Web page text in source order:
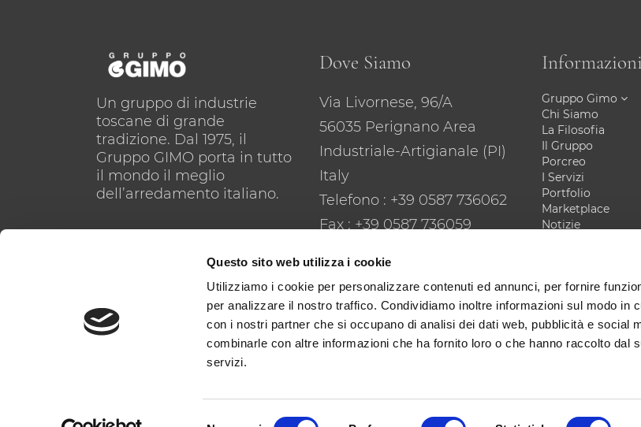
Questo sito web utilizza i cookie
Utilizziamo i cookie per personalizzare contenuti ed annunci, per fornire
per analizzare il nostro traffico. Condividiamo inoltre informazioni sul modo in
con i nostri partner che si occupano di analisi dei dati web, pubblicità e social
combinarle con altre informazioni che ha fornito loro o che hanno raccolto dal
servizi.
Un gruppo di industrie
toscane di grande
tradizione. Dal 1975, il
Gruppo GIMO porta in tutto
il mondo il meglio
dell’arredamento italiano.
Dove Siamo
Via Livornese, 96/A
56035 Perignano Area
Industriale-Artigianale (PI)
Italy
Telefono : +39 0587 736062
Fax : +39 0587 736059
Informazioni
Gruppo Gimo
Chi Siamo
La Filosofia
Il Gruppo
Porcreo
I Servizi
Portfolio
Marketplace
Notizie
© Copyright Gruppo Gimo || Ragione Sociale: Gruppo Gimo || Partita IVA: 00244390506 ||
gimoexport@pec.it
Web Strategy & Development:EXE